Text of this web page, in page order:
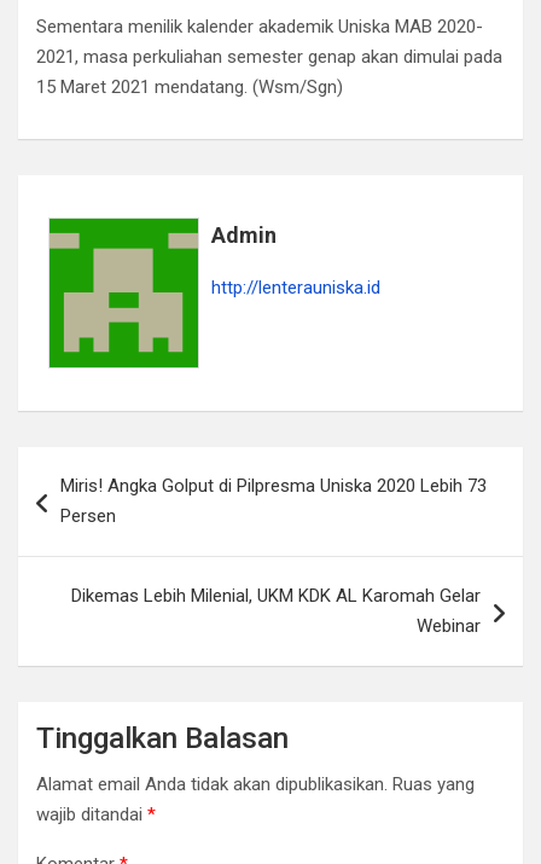
Sementara menilik kalender akademik Uniska MAB 2020-
2021, masa perkuliahan semester genap akan dimulai pada
15 Maret 2021 mendatang. (Wsm/Sgn)
Admin
http://lenterauniska.id
posMiris! Angka Golput di Pilpresma Uniska 2020 Lebih 73
Persen
Dikemas Lebih Milenial, UKM KDK AL Karomah Gelar
Webinar
Tinggalkan Balasan
Alamat email Anda tidak akan dipublikasikan. Ruas yang
wajib ditandai *